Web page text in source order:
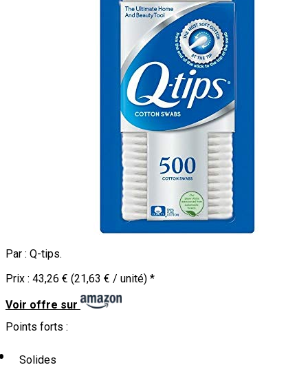
Par : Q-tips.
Prix : 43,26 € (21,63 € / unité) *
Voir offre sur
Points forts :
Solides